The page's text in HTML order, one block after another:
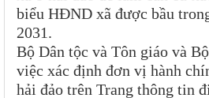
biểu HĐND xã được bầu
2031.
Bộ Dân tộc và Tôn giáo và
việc xác định đơn vị hành
hải đảo trên Trang thông tin